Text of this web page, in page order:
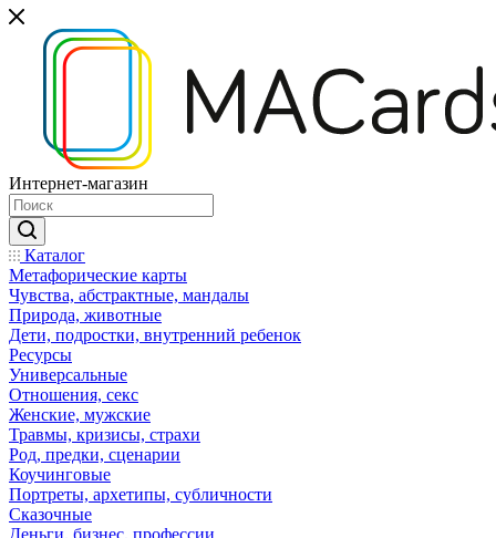
Интернет-магазин
Каталог
Mетафорические карты
Чувства, абстрактные, мандалы
Природа, животные
Дети, подростки, внутренний ребенок
Ресурсы
Универсальные
Отношения, секс
Женские, мужские
Травмы, кризисы, страхи
Род, предки, сценарии
Коучинговые
Портреты, архетипы, субличности
Сказочные
Деньги, бизнес, профессии